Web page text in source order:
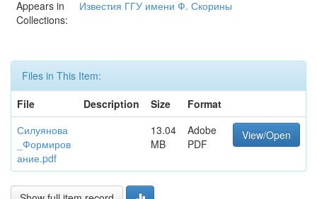
Appears in
Collections:
Известия ГГУ имени Ф. Скорины
Files in This Item:
File
Description Size
Format
Силуянова
_Формиров
ание.pdf
13.04
MB
Adobe
PDF
View/Open